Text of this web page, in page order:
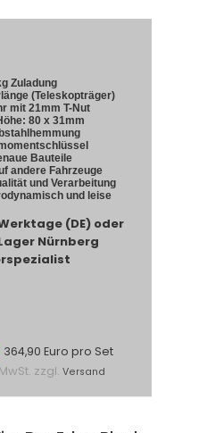
Zuladung
(Teleskopträger)
mit 21mm T-Nut
80 x 31mm
Bauteile
andere Fahrzeuge
und Verarbeitung
und leise
(DE) oder
Nürnberg
364,90 Euro pro Set
zzgl. Versand